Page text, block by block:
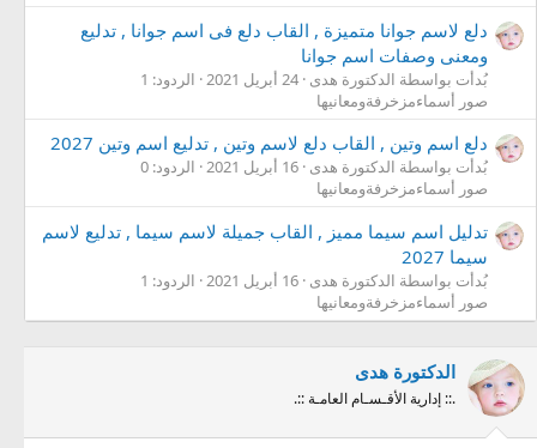
دلع لاسم جوانا متميزة , القاب دلع فى اسم جوانا , تدليع
ومعنى وصفات اسم جوانا
بُدأت بواسطة الدكتورة هدى 24 أبريل 2021
الردود: 1
صور أسماءمزخرفةومعانيها
دلع اسم وتين , القاب دلع لاسم وتين , تدليع اسم وتين 2027
بُدأت بواسطة الدكتورة هدى 16 أبريل 2021
الردود: 0
صور أسماءمزخرفةومعانيها
تدليل اسم سيما مميز , القاب جميلة لاسم سيما , تدليع لاسم
سيما 2027
بُدأت بواسطة الدكتورة هدى 16 أبريل 2021
الردود: 1
صور أسماءمزخرفةومعانيها
الدكتورة هدى
.:: إدارية الأقـسـام العامـة ::.